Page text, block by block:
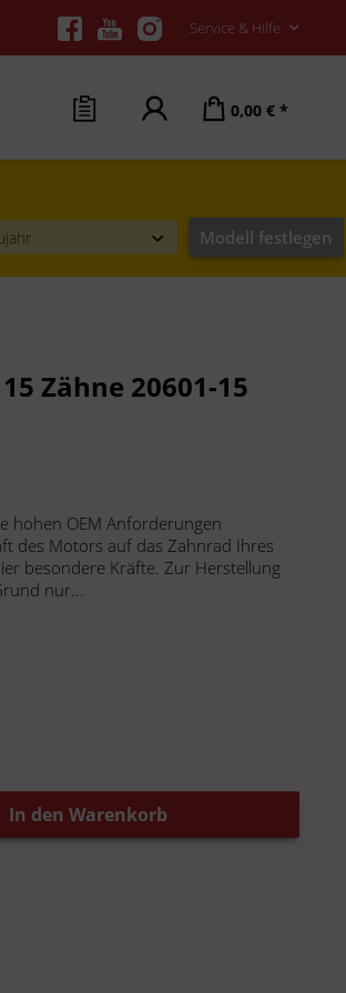
Service & Hilfe
0,00 € *
Modell festlegen
Zähne 20601-15
hohen OEM Anforderungen
des Motors auf das Zahnrad Ihres
besondere Kräfte. Zur Herstellung
nur...
In den Warenkorb